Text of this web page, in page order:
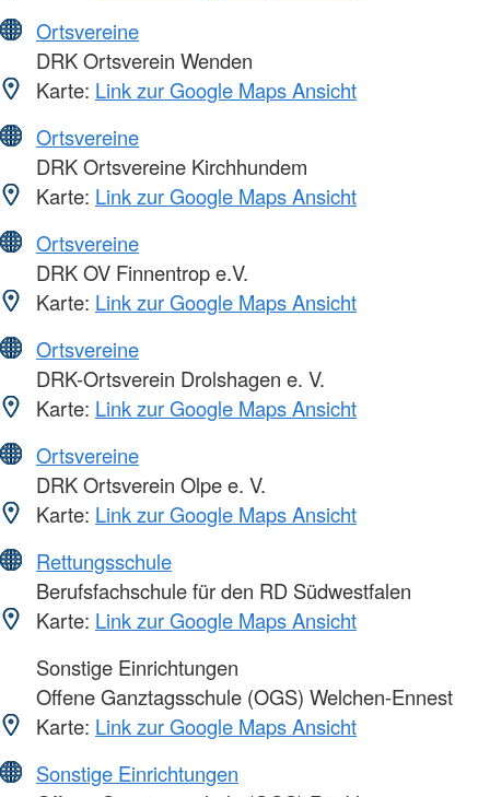
Ortsvereine
DRK Ortsverein Wenden
Karte: Link zur Google Maps Ansicht
Ortsvereine
DRK Ortsvereine Kirchhundem
Karte: Link zur Google Maps Ansicht
Ortsvereine
DRK OV Finnentrop e.V.
Karte: Link zur Google Maps Ansicht
Ortsvereine
DRK-Ortsverein Drolshagen e. V.
Karte: Link zur Google Maps Ansicht
Ortsvereine
DRK Ortsverein Olpe e. V.
Karte: Link zur Google Maps Ansicht
Rettungsschule
Berufsfachschule für den RD Südwestfalen
Karte: Link zur Google Maps Ansicht
Sonstige Einrichtungen
Offene Ganztagsschule (OGS) Welchen-Ennest
Karte: Link zur Google Maps Ansicht
Sonstige Einrichtungen